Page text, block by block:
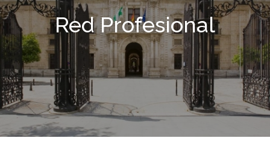
Red Profesional